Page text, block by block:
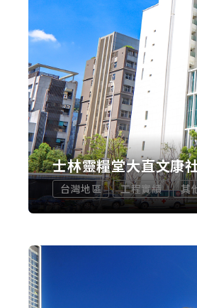
士林靈糧堂大直文康
台灣地區 工程實績 其